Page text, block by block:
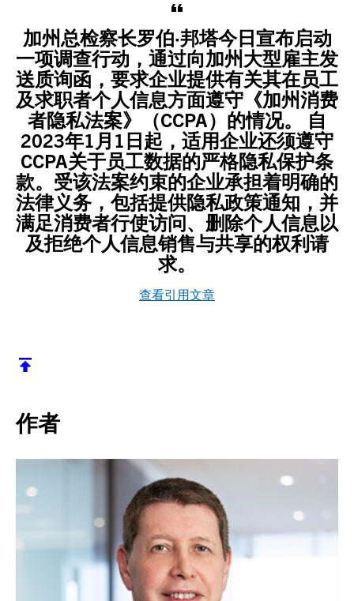
加州总检察长罗伯·邦塔今日宣布启动
一项调查行动，通过向加州大型雇主发
送质询函，要求企业提供有关其在员工
及求职者个人信息方面遵守《加州消费
者隐私法案》（CCPA）的情况。 自
2023年1月1日起，适用企业还须遵守
CCPA关于员工数据的严格隐私保护条
款。受该法案约束的企业承担着明确的
法律义务，包括提供隐私政策通知，并
满足消费者行使访问、删除个人信息以
及拒绝个人信息销售与共享的权利请
求。
查看引用文章
作者